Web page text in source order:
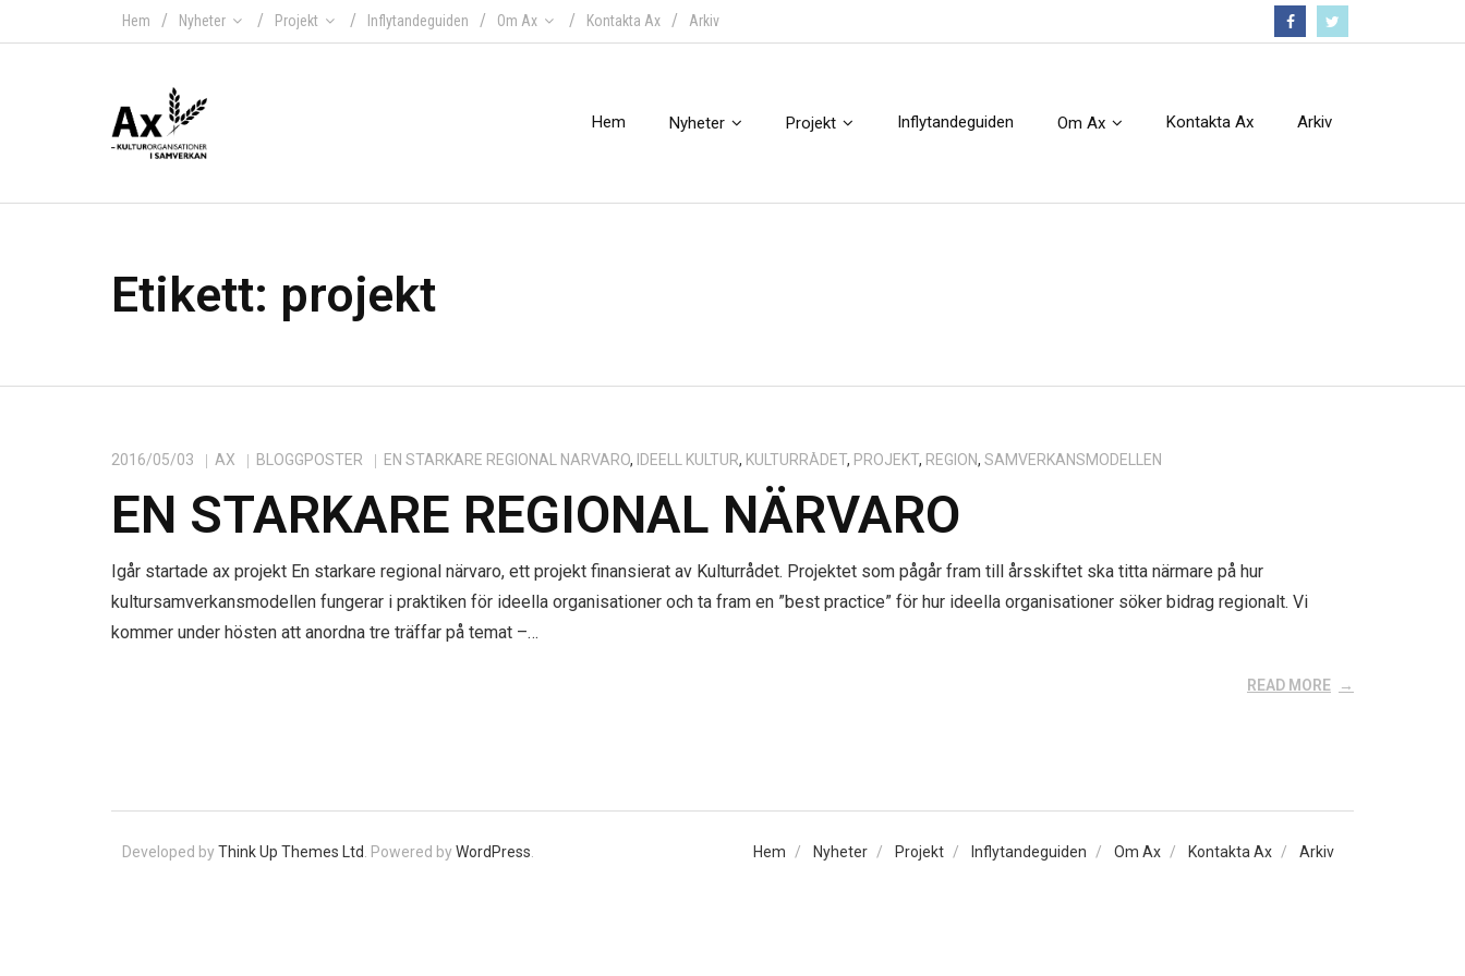
Hem Nyheter Projekt Inflytandeguiden Om Ax Kontakta Ax Arkiv
Hem Nyheter Projekt Inflytandeguiden Om Ax Kontakta Ax Arkiv
Etikett: projekt
2016/05/03 AX BLOGGPOSTER EN STARKARE REGIONAL NÄRVARO, IDEELL KULTUR, KULTURRÅDET, PROJEKT, REGION, SAMVERKANSMODELLEN
EN STARKARE REGIONAL NÄRVARO
Igår startade ax projekt En starkare regional närvaro, ett projekt finansierat av Kulturrådet. Projektet som pågår fram till årsskiftet ska titta närmare på hur
kultursamverkansmodellen fungerar i praktiken för ideella organisationer och ta fram en ”best practice” för hur ideella organisationer söker bidrag regionalt. Vi
kommer under hösten att anordna tre träffar på temat –…
READ MORE
Developed byThink Up Themes Ltd . Powered byWordPress Hem Nyheter Projekt Inflytandeguiden Om Ax Kontakta Ax Arkiv